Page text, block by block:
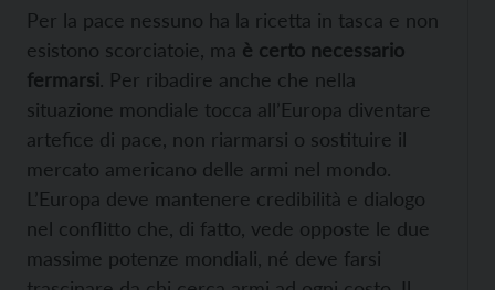
Per la pace nessuno ha la ricetta in tasca e non
esistono scorciatoie, ma è certo necessario
fermarsi. Per ribadire anche che nella
situazione mondiale tocca all’Europa diventare
artefice di pace, non riarmarsi o sostituire il
mercato americano delle armi nel mondo.
L’Europa deve mantenere credibilità e dialogo
nel conflitto che, di fatto, vede opposte le due
massime potenze mondiali, né deve farsi